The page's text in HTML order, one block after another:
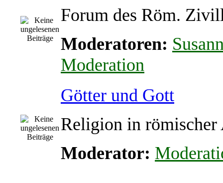
Forum des Röm.
Moderatoren:
Moderation
Götter und Gott
Religion in römischer
Moderator: